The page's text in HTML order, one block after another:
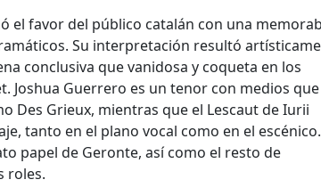
el favor del público catalán con una
Su interpretación resultó
conclusiva que vanidosa y coqueta en los
Joshua Guerrero es un tenor con medios
Des Grieux, mientras que el Lescaut de Iurii
tanto en el plano vocal como en el escénico.
papel de Geronte, así como el resto de
roles.